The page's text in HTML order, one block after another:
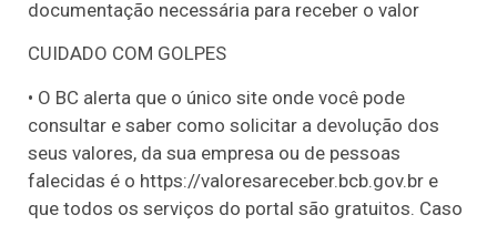
documentação necessária para receber o valor
CUIDADO COM GOLPES
• O BC alerta que o único site onde você pode
consultar e saber como solicitar a devolução dos
seus valores, da sua empresa ou de pessoas
falecidas é o https://valoresareceber.bcb.gov.br e
que todos os serviços do portal são gratuitos. Caso